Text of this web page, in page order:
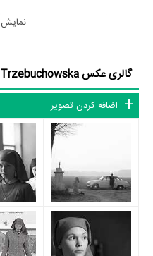
توانست با مهارت خود، آن نقش
مطرح کند. او در این فیلم با
Agata Trzebuchowska توانست با بازی در
موفقی برای خود رقم بزند و همکاری
Dawid Ogrodnik، Jerzy Trela
بر تجارب او افزود.
گالری عکس Agata Trzebuchowska
اضافه کردن تصویر